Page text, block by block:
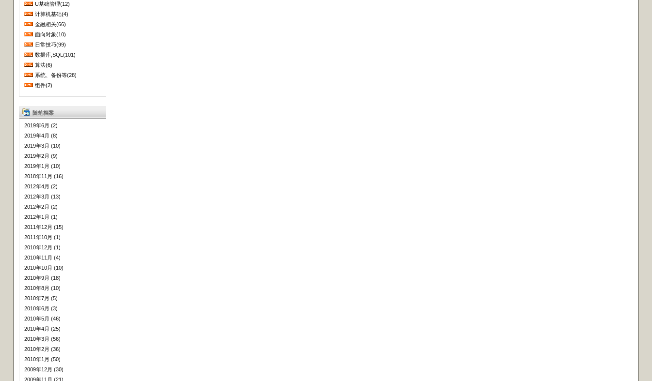
U基础管理(12)
计算机基础(4)
金融相关(66)
面向对象(10)
日常技巧(99)
数据库,SQL(101)
算法(6)
系统、备份等(28)
组件(2)
随笔档案
2019年6月 (2)
2019年4月 (8)
2019年3月 (10)
2019年2月 (9)
2019年1月 (10)
2018年11月 (16)
2012年4月 (2)
2012年3月 (13)
2012年2月 (2)
2012年1月 (1)
2011年12月 (15)
2011年10月 (1)
2010年12月 (1)
2010年11月 (4)
2010年10月 (10)
2010年9月 (18)
2010年8月 (10)
2010年7月 (5)
2010年6月 (3)
2010年5月 (46)
2010年4月 (25)
2010年3月 (56)
2010年2月 (36)
2010年1月 (50)
2009年12月 (30)
2009年11月 (21)